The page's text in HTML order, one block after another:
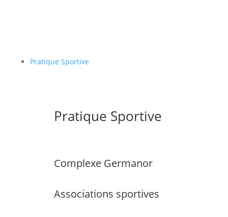
Pratique Sportive
Pratique Sportive
Complexe Germanor
Associations sportives